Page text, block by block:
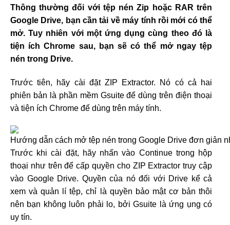
Thông thường đối với tệp nén Zip hoặc RAR trên
Google Drive, bạn cần tải về máy tính rồi mới có thể
mở. Tuy nhiên với một ứng dụng cùng theo đó là
tiện ích Chrome sau, bạn sẽ có thể mở ngay tệp
nén trong Drive.
Trước tiên, hãy cài đặt ZIP Extractor. Nó có cả hai
phiên bản là phần mềm Gsuite để dùng trên điện thoại
và tiện ích Chrome để dùng trên máy tính.
Trước khi cài đặt, hãy nhấn vào Continue trong hộp
thoại như trên để cấp quyền cho ZIP Extractor truy cập
vào Google Drive. Quyền của nó đối với Drive kể cả
xem và quản lí tệp, chỉ là quyền bảo mật cơ bản thôi
nên bạn không luôn phải lo, bởi Gsuite là ứng ụng có
uy tín.